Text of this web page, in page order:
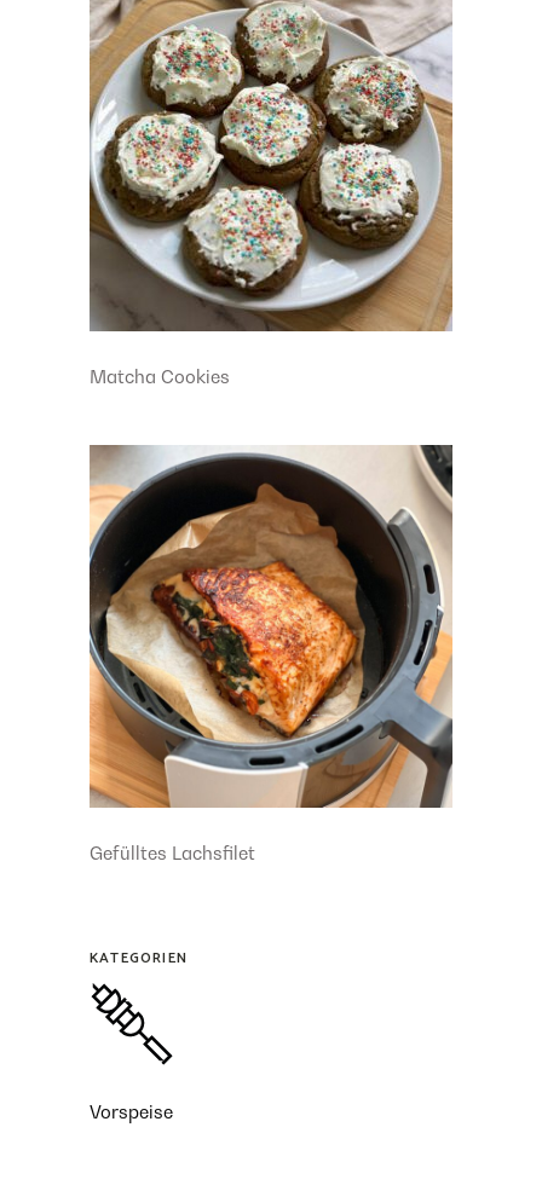
Matcha Cookies
Gefülltes Lachsfilet
KATEGORIEN
Vorspeise